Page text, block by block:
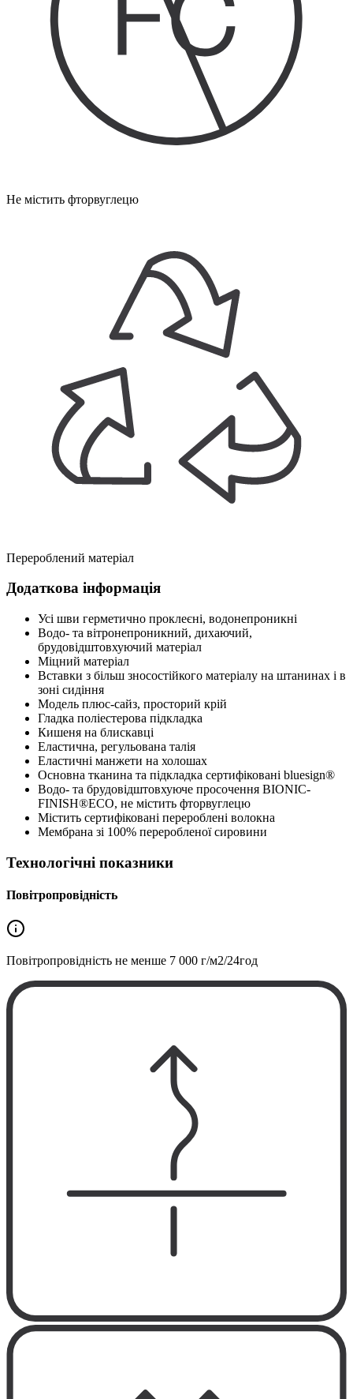
Не містить фторвуглецю
Перероблений матеріал
Додаткова інформація
Усі шви герметично проклеєні, водонепроникні
Водо- та вітронепроникний, дихаючий,
брудовідштовхуючий матеріал
Міцний матеріал
Вставки з більш зносостійкого матеріалу на штанинах і в
зоні сидіння
Модель плюс-сайз, просторий крій
Гладка поліестерова підкладка
Кишеня на блискавці
Еластична, регульована талія
Еластичні манжети на холошах
Основна тканина та підкладка сертифіковані bluesign®
Водо- та брудовідштовхуюче просочення BIONIC-
FINISH®ECO, не містить фторвуглецю
Містить сертифіковані перероблені волокна
Мембрана зі 100% переробленої сировини
Технологічні показники
Повітропровідність
Повітропровідність не менше 7 000 г/м2/24год